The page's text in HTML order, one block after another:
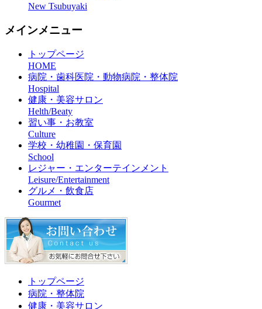
New Tsubuyaki
メインメニュー
トップページ
HOME
病院・歯科医院・動物病院・整体院
Hospital
健康・美容サロン
Helth/Beaty
習い事・お教室
Culture
学校・幼稚園・保育園
School
レジャー・エンターテインメント
Leisure/Entertainment
グルメ・飲食店
Gourmet
トップページ
病院・整体院
健康・美容サロン